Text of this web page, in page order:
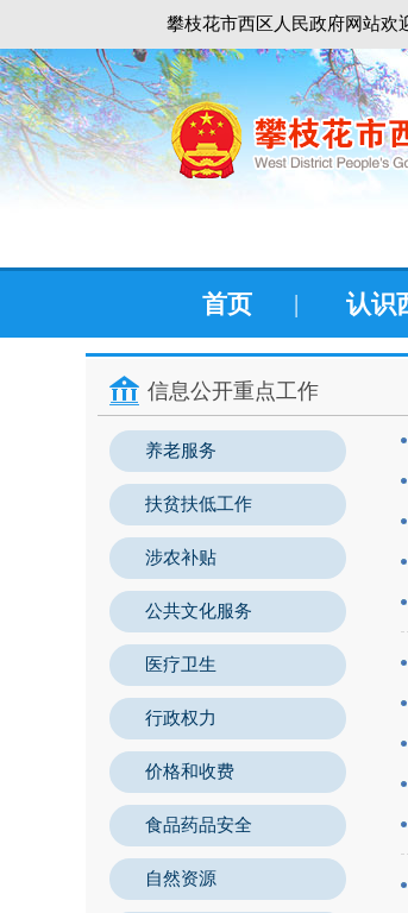
攀枝花市西区人民政府网站欢
首页 | 认识
信息公开重点工作
养老服务
扶贫扶低工作
涉农补贴
公共文化服务
医疗卫生
行政权力
价格和收费
食品药品安全
自然资源